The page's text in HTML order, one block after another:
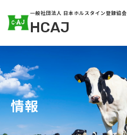
一般社団法人 日本ホルスタイン登録協会
HCAJ
情報